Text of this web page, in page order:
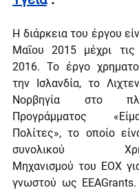
Η διάρκεια του έργου
Μαΐου 2015 μέχρι τις
2016. Το έργο
την Ισλανδία, το
Νορβηγία στο
Προγράμματος «
Πολίτες», το οποίο
συνολικού
Μηχανισμού του ΕΟΧ
γνωστού ως EEAGrants.